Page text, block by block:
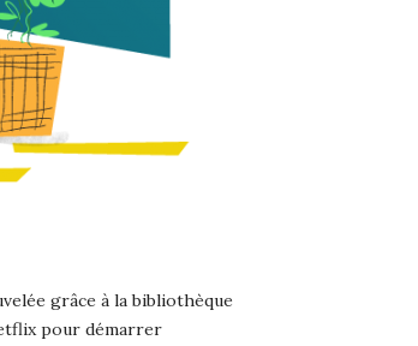
grâce à la bibliothèque
pour démarrer